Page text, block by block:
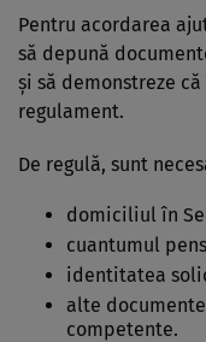
Pentru acordarea
să depună
și să demonstreze
regulament.
De regulă, sunt
domiciliul în
cuantumul
identitatea
alte
competente.